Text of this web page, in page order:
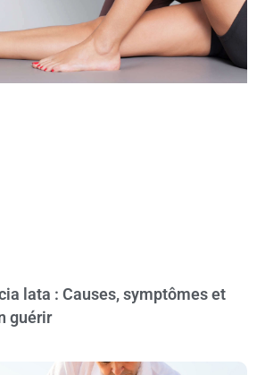
lata : Causes, symptômes et
guérir